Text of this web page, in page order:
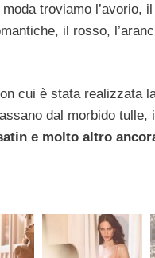
troviamo l’avorio,
il rosso,
cui è stata realizzata
dal morbido tulle,
e molto altro